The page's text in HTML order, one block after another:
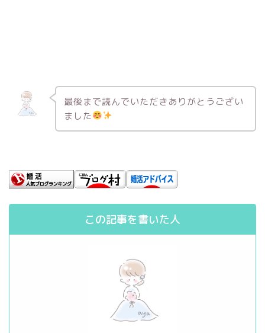
最後まで読んでいただきありがとうござい
ました
この記事を書いた人